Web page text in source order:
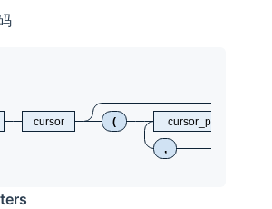
cursor ( cursor_parameters
,